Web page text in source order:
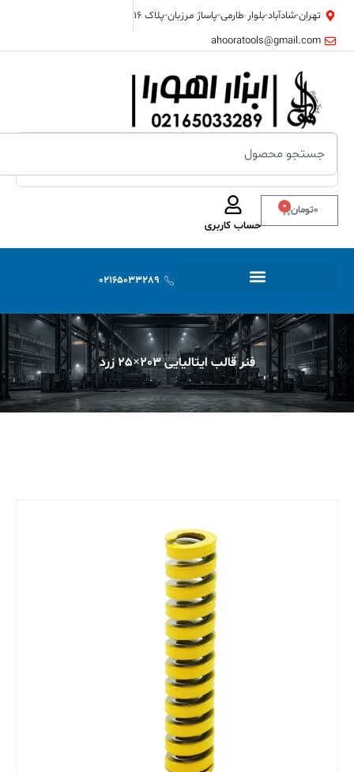
تهران-شادآباد-بلوار طارمی-پاساژ مرزبان-پلاک ۱۶
ahooratools@gmail.com
0تومان 0
حساب کاربری
02165033289
فنر قالب ایتالیایی 203×25 زرد